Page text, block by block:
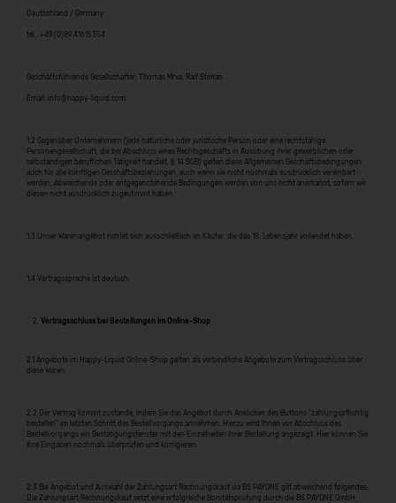
Deutschland / Germany
tel.: +49.(0)89.41615354
Geschäftsführende Gesellschafter: Thomas Mrva, Ralf Steffan
Email: info@happy-liquid.com.
1.2 Gegenüber Unternehmern (jede natürliche oder juristische Person oder eine rechtsfähige
Personengesellschaft, die bei Abschluss eines Rechtsgeschäfts in Ausübung ihrer gewerblichen oder
selbständigen beruflichen Tätigkeit handelt, § 14 BGB) gelten diese Allgemeinen Geschäftsbedingungen
auch für alle künftigen Geschäftsbeziehungen, auch wenn sie nicht nochmals ausdrücklich vereinbart
werden. Abweichende oder entgegenstehende Bedingungen werden von uns nicht anerkannt, sofern wir
diesen nicht ausdrücklich zugestimmt haben.
1.3 Unser Warenangebot richtet sich ausschließlich an Käufer, die das 18. Lebensjahr vollendet haben.
1.4 Vertragssprache ist deutsch.
Vertragsschluss bei Bestellungen im Online-Shop
2.1 Angebote im Happy-Liquid Online-Shop gelten als verbindliche Angebote zum Vertragsschluss über
diese Waren.
2.2 Der Vertrag kommt zustande, indem Sie das Angebot durch Anklicken des Buttons “zahlungspflichtig
bestellen” im letzten Schritt des Bestellvorgangs annehmen. Hierzu wird Ihnen vor Abschluss des
Bestellvorgangs ein Bestätigungsfenster mit den Einzelheiten Ihrer Bestellung angezeigt. Hier können Sie
Ihre Eingaben nochmals überprüfen und korrigieren.
2.3 Bei Angebot und Auswahl der Zahlungsart Rechnungskauf via BS PAYONE gilt abweichend folgendes:
Die Zahlungsart Rechnungskauf setzt eine erfolgreiche Bonitätsprüfung durch die BS PAYONE GmbH